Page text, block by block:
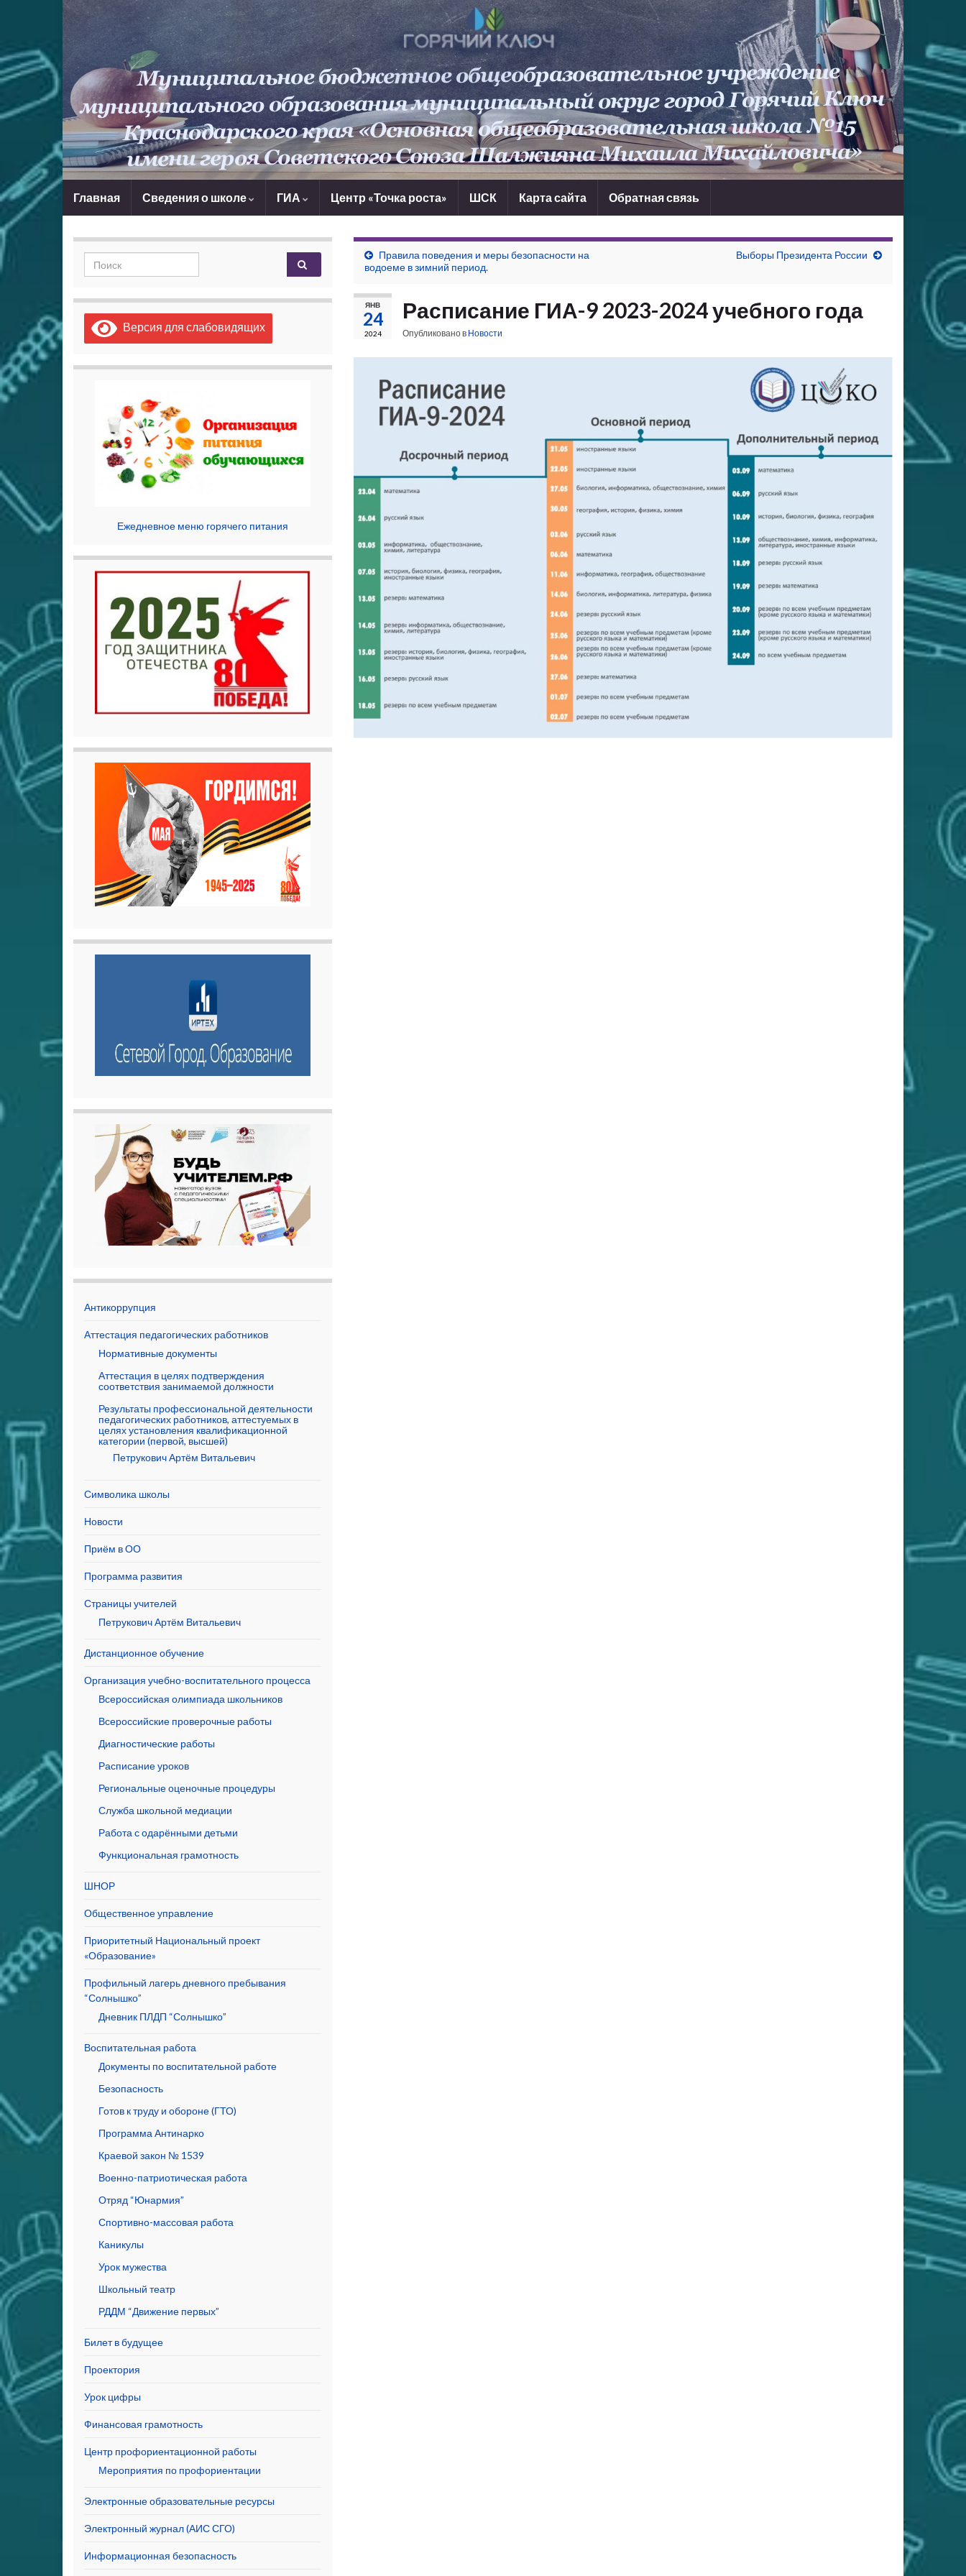
Главная Сведения о школе ГИА Центр «Точка роста» ШСК Карта сайта Обратная связь
Правила поведения и меры безопасности на
водоеме в зимний период.
Выборы Президента России
ЯНВ
24
2024
Расписание ГИА-9 2023-2024 учебного года
Опубликовано в Новости
Search for:
Версия для слабовидящих
Ежедневное меню горячего питания
Антикоррупция
Аттестация педагогических работников
Нормативные документы
Аттестация в целях подтверждения
соответствия занимаемой должности
Результаты профессиональной деятельности
педагогических работников, аттестуемых в
целях установления квалификационной
категории (первой, высшей)
Петрукович Артём Витальевич
Символика школы
Новости
Приём в ОО
Программа развития
Страницы учителей
Петрукович Артём Витальевич
Дистанционное обучение
Организация учебно-воспитательного процесса
Всероссийская олимпиада школьников
Всероссийские проверочные работы
Диагностические работы
Расписание уроков
Региональные оценочные процедуры
Служба школьной медиации
Работа с одарёнными детьми
Функциональная грамотность
ШНОР
Общественное управление
Приоритетный Национальный проект
«Образование»
Профильный лагерь дневного пребывания
“Солнышко”
Дневник ПЛДП “Солнышко”
Воспитательная работа
Документы по воспитательной работе
Безопасность
Готов к труду и обороне (ГТО)
Программа Антинарко
Краевой закон № 1539
Военно-патриотическая работа
Отряд “Юнармия”
Спортивно-массовая работа
Каникулы
Урок мужества
Школьный театр
РДДМ “Движение первых”
Билет в будущее
Проектория
Урок цифры
Финансовая грамотность
Центр профориентационной работы
Мероприятия по профориентации
Электронные образовательные ресурсы
Электронный журнал (АИС СГО)
Информационная безопасность